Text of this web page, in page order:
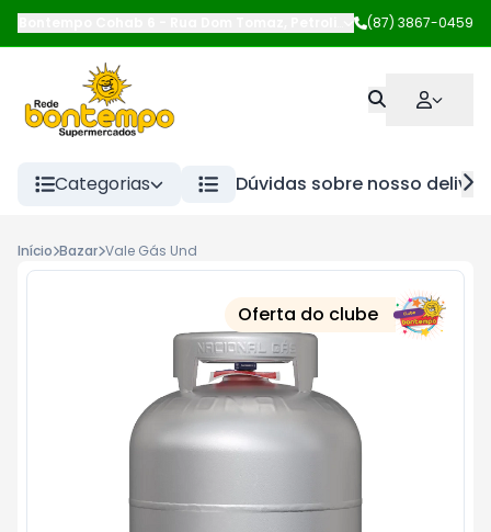
Petrolina-PE
(87) 3867-0459
Categorias Dúvidas sobre nosso
Início Bazar Vale Gás Und
Oferta do clube